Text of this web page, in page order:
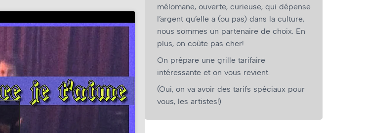
mélomane, ouverte, curieuse, qui dépense
l’argent qu’elle a (ou pas) dans la culture,
nous sommes un partenaire de choix. En
plus, on coûte pas cher!
On prépare une grille tarifaire
intéressante et on vous revient.
(Oui, on va avoir des tarifs spéciaux pour
vous, les artistes!)